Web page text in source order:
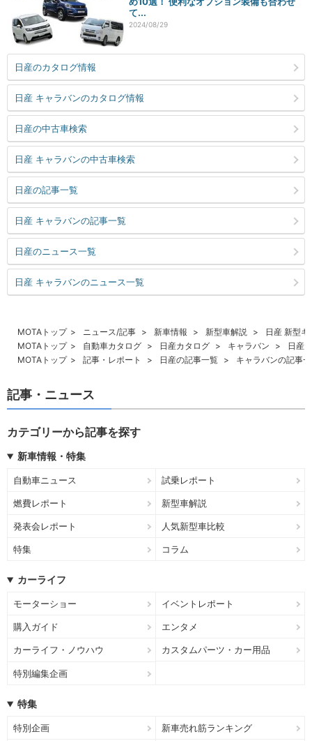
て...
2024/08/29
日産のカタログ情報
日産 キャラバンのカタログ情報
日産の中古車検索
日産 キャラバンの中古車検索
日産の記事一覧
日産 キャラバンの記事一覧
日産のニュース一覧
日産 キャラバンのニュース一覧
MOTAトップ ニュース/記事 新車情報 新型車解説
日産 新型
MOTAトップ
自動車カタログ 日産カタログ キャラバン
日産
MOTAトップ
記事・レポート 日産の記事一覧 キャラバンの記事
記事・ニュース
カテゴリーから記事を探す
新車情報・特集
自動車ニュース 試乗レポート
燃費レポート 新型車解説
発表会レポート 人気新型車比較
特集 コラム
カーライフ
モーターショー イベントレポート
購入ガイド エンタメ
カーライフ・ノウハウ カスタムパーツ・カー用品
特別編集企画
特集
特別企画 新車売れ筋ランキング